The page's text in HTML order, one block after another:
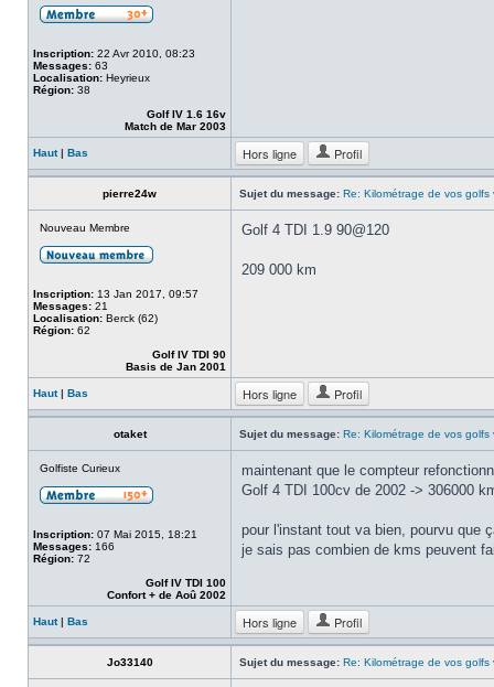
Inscription: 22 Avr 2010, 08:23
Messages: 63
Localisation: Heyrieux
Région: 38
Golf IV 1.6 16v
Match de Mar 2003
Haut| Bas Hors ligne Profil
pierre24w Sujet du message: Re: Kilométrage de vos golfs
Nouveau Membre
Inscription: 13 Jan 2017, 09:57
Messages: 21
Localisation: Berck (62)
Région: 62
Golf IV TDI 90
Basis de Jan 2001
Golf 4 TDI 1.9 90@120
209 000 km
Haut| Bas Hors ligne Profil
otaket Sujet du message: Re: Kilométrage de vos golfs
Golfiste Curieux
Inscription: 07 Mai 2015, 18:21
Messages: 166
Région: 72
Golf IV TDI 100
Confort + de Aoû 2002
maintenant que le compteur
Golf 4 TDI 100cv de 2002 -> 306000
pour l'instant tout va bien, pourvu que
je sais pas combien de kms peuvent
Haut| Bas Hors ligne Profil
Jo33140 Sujet du message: Re: Kilométrage de vos golfs